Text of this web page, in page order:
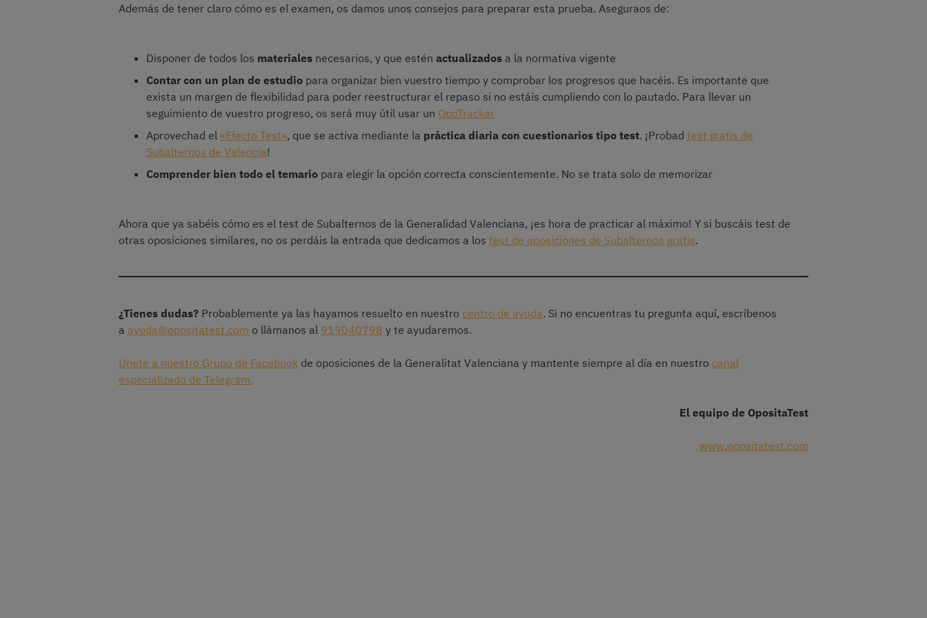
Además de tener claro cómo es el examen, os damos unos consejos para preparar esta prueba. Aseguraos de:
Disponer de todos los materiales necesarios, y que estén actualizados a la normativa vigente
Contar con un plan de estudio para organizar bien vuestro tiempo y comprobar los progresos que hacéis. Es importante que
exista un margen de flexibilidad para poder reestructurar el repaso si no estáis cumpliendo con lo pautado. Para llevar un
seguimiento de vuestro progreso, os será muy útil usar un OpoTracker
Aprovechad el «Efecto Test», que se activa mediante la práctica diaria con cuestionarios tipo test. ¡Probad test gratis de
Subalternos de Valencia!
Comprender bien todo el temario para elegir la opción correcta conscientemente. No se trata solo de memorizar
Ahora que ya sabéis cómo es el test de Subalternos de la Generalidad Valenciana, ¡es hora de practicar al máximo! Y si buscáis test de
otras oposiciones similares, no os perdáis la entrada que dedicamos a los test de oposiciones de Subalternos gratis.
¿Tienes dudas? Probablemente ya las hayamos resuelto en nuestro centro de ayuda. Si no encuentras tu pregunta aquí, escríbenos
a ayuda@opositatest.com o llámanos al 919040798 y te ayudaremos.
Únete a nuestro Grupo de Facebook de oposiciones de la Generalitat Valenciana y mantente siempre al día en nuestro canal
especializado de Telegram.
El equipo de OpositaTest
www.opositatest.com